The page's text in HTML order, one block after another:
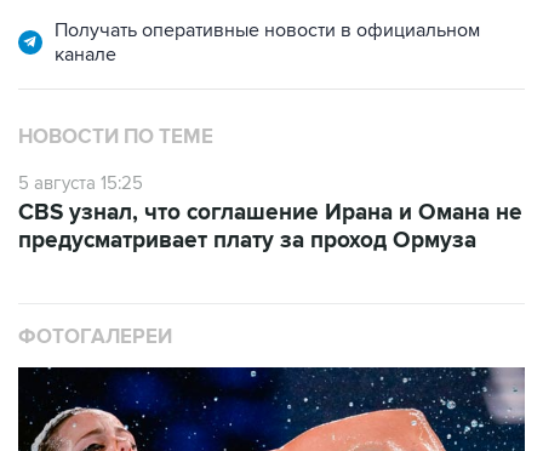
НОВОСТИ ПО ТЕМЕ
5 августа 15:25
предусматривает плату за проход Ормуза